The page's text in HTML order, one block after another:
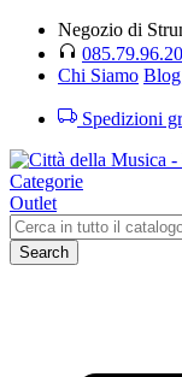
Negozio di
Chi Siamo
Spedizioni
Categorie
Outlet
Search